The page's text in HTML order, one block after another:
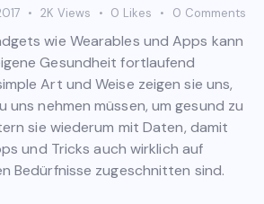
2K Views 0 Likes 0 Comments
wie Wearables und Apps kann
Gesundheit fortlaufend
Art und Weise zeigen sie uns,
uns nehmen müssen, um gesund zu
sie wiederum mit Daten, damit
und Tricks auch wirklich auf
Bedürfnisse zugeschnitten sind.